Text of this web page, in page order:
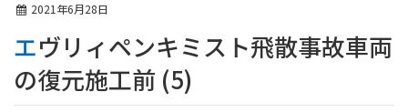
2021年6月28日
エヴリィペンキミスト飛散事故車両
の復元施工前 (5)